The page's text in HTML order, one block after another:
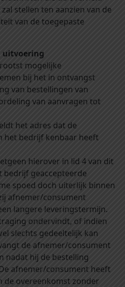
stellen ten aanzien van de
van de toegepaste
uitvoering
mogelijke
bij het in ontvangst
van bestellingen van
van aanvragen tot
het adres dat de
het bedrijf kenbaar heeft
hierover in lid 4 van dit
bedrijf geaccepteerde
spoed doch uiterlijk binnen
afnemer/consument
langere leveringstermijn.
ondervindt, of indien
slechts gedeeltelijk kan
de afnemer/consument
nadat hij de bestelling
afnemer/consument heeft
de overeenkomst zonder